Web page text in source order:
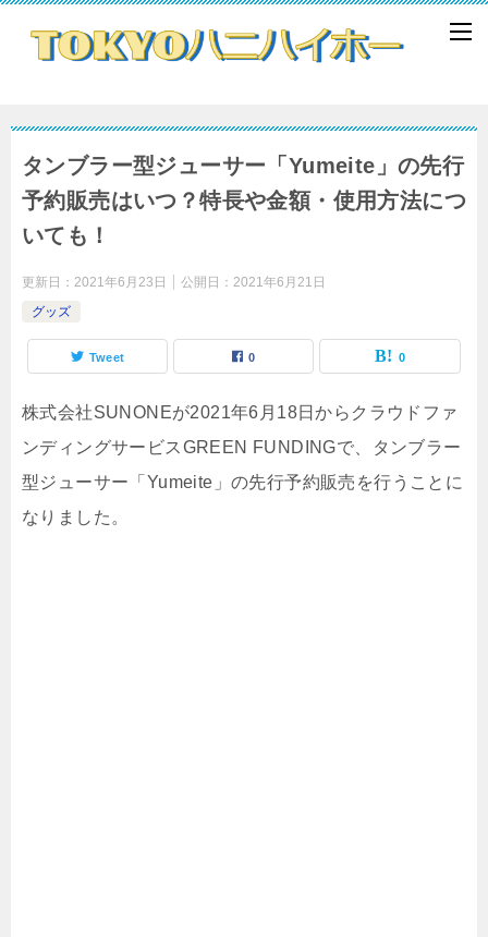
タンブラー型ジューサー「Yumeite」の先行
予約販売はいつ？特長や金額・使用方法につ
いても！
更新日： 2021年6月23日 公開日： 2021年6月21日
グッズ
Tweet 0 0
株式会社SUNONEが2021年6月18日からクラウドファ
ンディングサービスGREEN FUNDINGで、タンブラー
型ジューサー「Yumeite」の先行予約販売を行うことに
なりました。